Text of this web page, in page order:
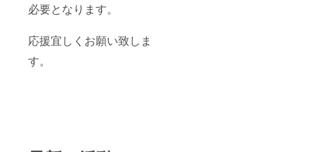
必要となります。
応援宜しくお願い致しま
す。